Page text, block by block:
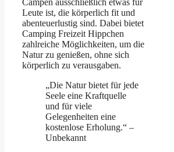
Campen ausschließlich etwas für
Leute ist, die körperlich fit und
abenteuerlustig sind. Dabei bietet
Camping Freizeit Hippchen
zahlreiche Möglichkeiten, um die
Natur zu genießen, ohne sich
körperlich zu verausgaben.
„Die Natur bietet für jede
Seele eine Kraftquelle
und für viele
Gelegenheiten eine
kostenlose Erholung.“ –
Unbekannt